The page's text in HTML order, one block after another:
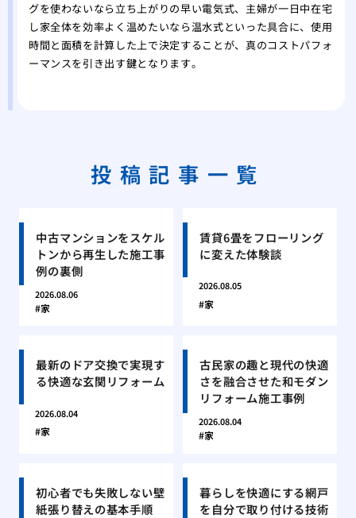
グを使わないなら立ち上がりの早い電気式、主婦が一日中在宅
し家全体を効率よく温めたいなら温水式といった具合に、使用
時間と面積を計算した上で決定することが、真のコストパフォ
ーマンスを引き出す鍵となります。
投稿記事一覧
中古マンションをスケル
トンから再生した施工事
例の裏側
2026.08.06
家
賃貸6畳をフローリング
に変えた体験談
2026.08.05
家
最新のドア交換で実現す
る快適な玄関リフォーム
2026.08.04
家
古民家の趣と現代の快適
さを融合させた和モダン
リフォーム施工事例
2026.08.04
家
初心者でも失敗しない壁
紙張り替えの基本手順
暮らしを快適にする網戸
を自分で取り付ける技術